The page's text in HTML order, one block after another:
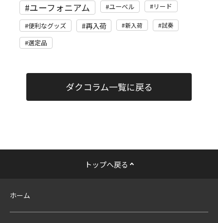
ユーフォニアム ユーベル リード
便利なグッズ 再入荷 新入荷 試奏
選定品
ダクコラム一覧に戻る
トップへ戻る
ホーム